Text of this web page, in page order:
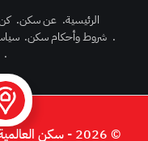
الرئيسية. عن سكن.
. شروط وأحكام سكن.
.
© 2026 - سكن العالمية للتجارة العامة جميع الحقوق محفوظة